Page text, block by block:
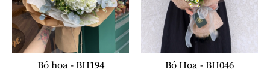
Bó hoa - BH194 Bó Hoa - BH046